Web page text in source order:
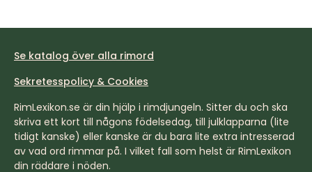
Se katalog över alla rimord
Sekretesspolicy & Cookies
RimLexikon.se är din hjälp i rimdjungeln. Sitter du och ska
skriva ett kort till någons födelsedag, till julklapparna (lite
tidigt kanske) eller kanske är du bara lite extra intresserad
av vad ord rimmar på. I vilket fall som helst är RimLexikon
din räddare i nöden.